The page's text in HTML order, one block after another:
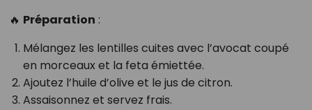
🔥 Préparation :
Mélangez les lentilles cuites avec l’avocat coupé
en morceaux et la feta émiettée.
Ajoutez l’huile d’olive et le jus de citron.
Assaisonnez et servez frais.